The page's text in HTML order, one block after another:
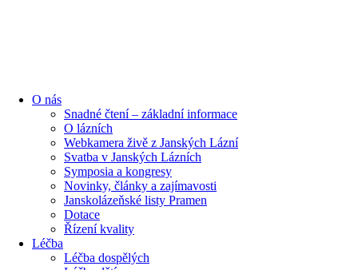
O nás
Snadné čtení – základní informace
O lázních
Webkamera živě z Janských Lázní
Svatba v Janských Lázních
Symposia a kongresy
Novinky, články a zajímavosti
Janskolázeňské listy Pramen
Dotace
Řízení kvality
Léčba
Léčba dospělých